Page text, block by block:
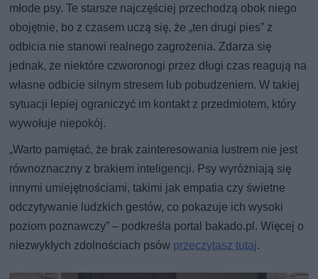
młode psy. Te starsze najczęściej przechodzą obok niego
obojętnie, bo z czasem uczą się, że „ten drugi pies” z
odbicia nie stanowi realnego zagrożenia. Zdarza się
jednak, że niektóre czworonogi przez długi czas reagują na
własne odbicie silnym stresem lub pobudzeniem. W takiej
sytuacji lepiej ograniczyć im kontakt z przedmiotem, który
wywołuje niepokój.
„Warto pamiętać, że brak zainteresowania lustrem nie jest
równoznaczny z brakiem inteligencji. Psy wyróżniają się
innymi umiejętnościami, takimi jak empatia czy świetne
odczytywanie ludzkich gestów, co pokazuje ich wysoki
poziom poznawczy” – podkreśla portal bakado.pl. Więcej o
niezwykłych zdolnościach psów przeczytasz tutaj.